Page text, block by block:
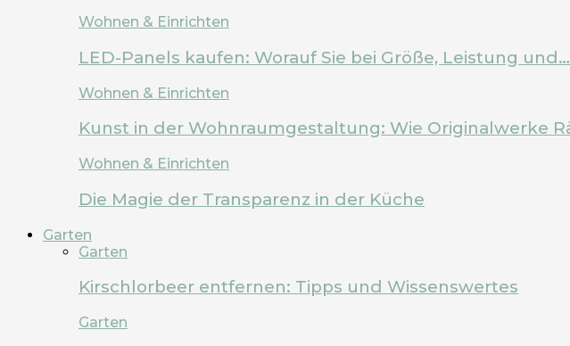
Wohnen & Einrichten
LED-Panels kaufen: Worauf Sie bei Größe, Leistung und…
Wohnen & Einrichten
Kunst in der Wohnraumgestaltung: Wie Originalwerke
Wohnen & Einrichten
Die Magie der Transparenz in der Küche
Garten
Garten
Kirschlorbeer entfernen: Tipps und Wissenswertes
Garten